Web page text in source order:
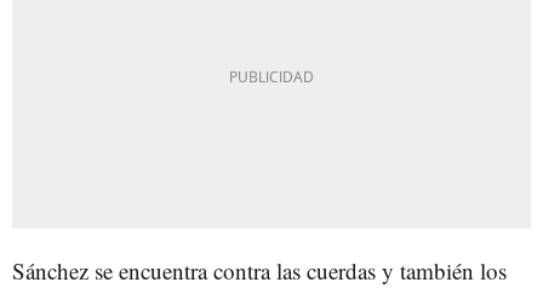
Sánchez se encuentra contra las cuerdas y también los